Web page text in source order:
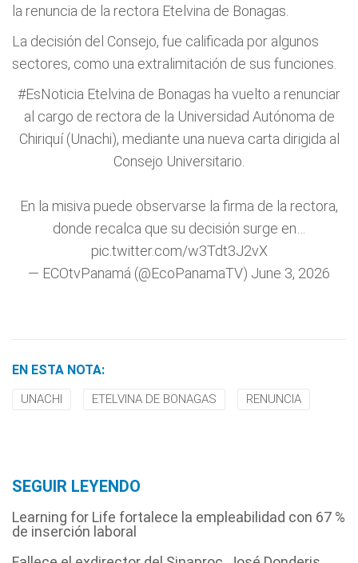
la renuncia de la rectora Etelvina de Bonagas.
La decisión del Consejo, fue calificada por algunos
sectores, como una extralimitación de sus funciones.
#EsNoticia Etelvina de Bonagas ha vuelto a renunciar
al cargo de rectora de la Universidad Autónoma de
Chiriquí (Unachi), mediante una nueva carta dirigida al
Consejo Universitario.
En la misiva puede observarse la firma de la rectora,
donde recalca que su decisión surge en…
pic.twitter.com/w3Tdt3J2vX
— ECOtvPanamá (@EcoPanamaTV) June 3, 2026
EN ESTA NOTA:
UNACHI ETELVINA DE BONAGAS RENUNCIA
SEGUIR LEYENDO
Learning for Life fortalece la empleabilidad con 67 %
de inserción laboral